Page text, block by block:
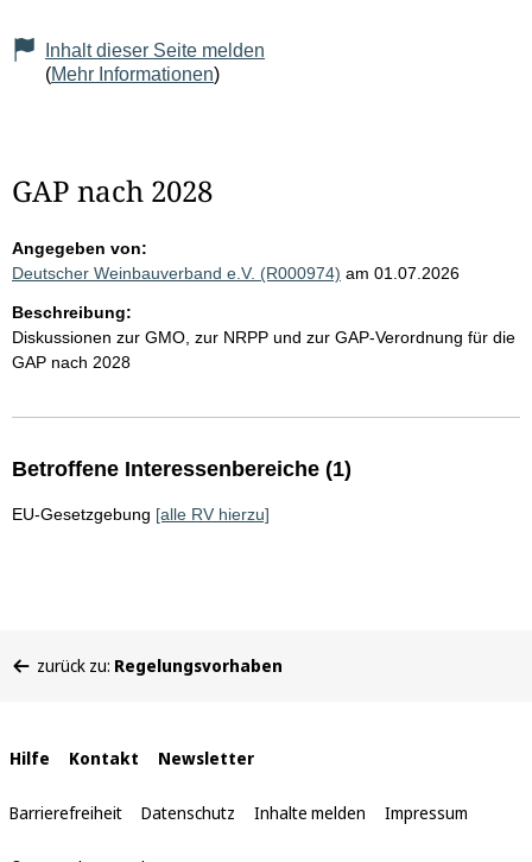
Inhalt dieser Seite melden
(Mehr Informationen)
GAP nach 2028
Angegeben von:
Deutscher Weinbauverband e.V. (R000974) am 01.07.2026
Beschreibung:
Diskussionen zur GMO, zur NRPP und zur GAP-Verordnung für die
GAP nach 2028
Betroffene Interessenbereiche (1)
EU-Gesetzgebung [alle RV hierzu]
befinden
zurück zu: Regelungsvorhaben
Interne
Links
Hilfe Kontakt Newsletter
Barrierefreiheit Datenschutz Inhalte melden Impressum